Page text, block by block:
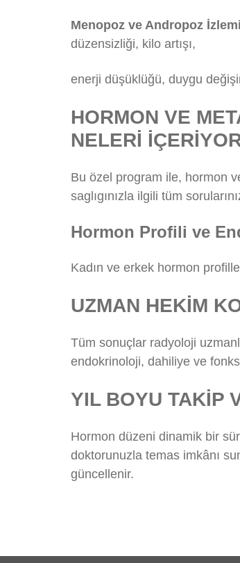
Menopoz ve Andropoz
düzensizliği, kilo artışı,
enerji düşüklüğü, duygu
HORMON VE
NELERİ
Bu özel program ile, hormon
saglıgınızla ilgili tüm
Hormon Profili ve
Kadın ve erkek hormon
UZMAN HEKİM
Tüm sonuçlar radyoloji
endokrinoloji, dahiliye ve
YIL BOYU TAKİP
Hormon düzeni dinamik bir
doktorunuzla temas imkânı
güncellenir.